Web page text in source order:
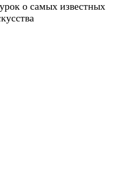
о самых известных